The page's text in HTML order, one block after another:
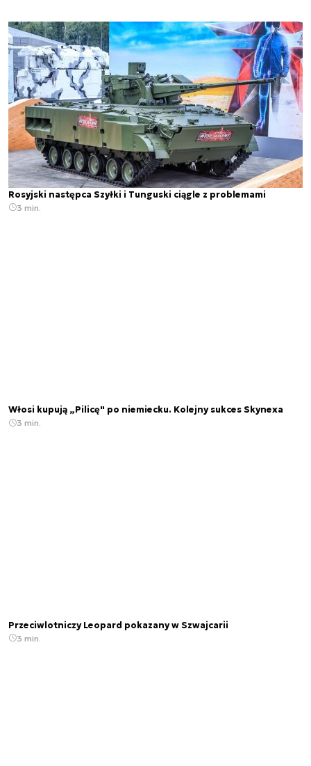
Rosyjski następca Szyłki i Tunguski ciągle z problemami
3 min.
Włosi kupują „Pilicę" po niemiecku. Kolejny sukces Skynexa
3 min.
Przeciwlotniczy Leopard pokazany w Szwajcarii
3 min.